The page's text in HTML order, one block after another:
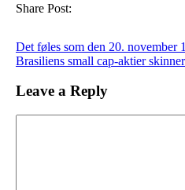
Share Post:
Det føles som den 20. november
Brasiliens small cap-aktier
Leave a Reply